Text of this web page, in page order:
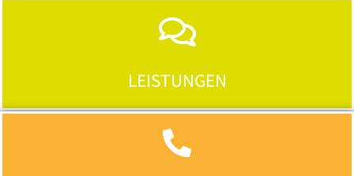
LEISTUNGEN